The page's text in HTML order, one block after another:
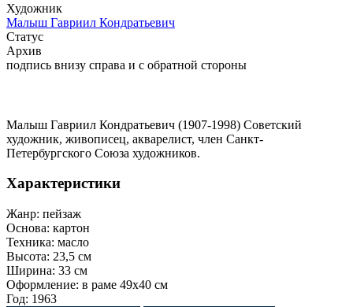
Художник
Малыш Гавриил Кондратьевич
Статус
Архив
подпись внизу справа и с обратной стороны
Малыш Гавриил Кондратьевич (1907-1998) Советский
художник, живописец, акварелист, член Санкт-
Петербургского Союза художников.
Характеристики
Жанр: пейзаж
Основа: картон
Техника: масло
Высота: 23,5 см
Ширина: 33 см
Оформление: в раме 49х40 см
Год: 1963